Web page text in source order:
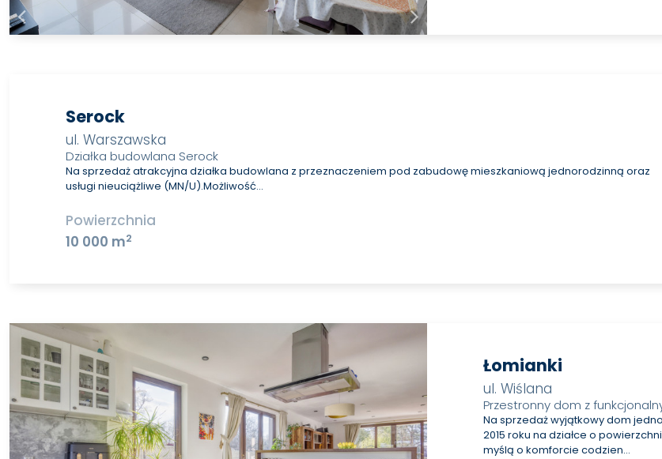
Serock
ul. Warszawska
Działka budowlana Serock
Na sprzedaż atrakcyjna działka budowlana z przeznaczeniem pod zabudowę mieszkaniową jednorodzinną oraz
usługi nieuciążliwe (MN/U).Możliwość…
Powierzchnia
10 000 m2
Łomianki
ul. Wiślana
Przestronny dom z
Na sprzedaż wyjątkowy dom
2015 roku na działce o
myślą o komforcie codzien…